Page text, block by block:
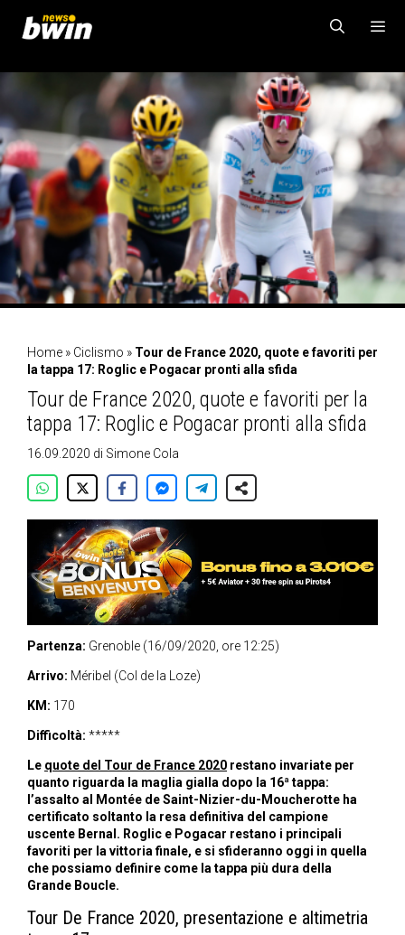
contenuto
MENU
Home » Ciclismo » Tour de France 2020, quote e favoriti per
la tappa 17: Roglic e Pogacar pronti alla sfida
Tour de France 2020, quote e favoriti per la
tappa 17: Roglic e Pogacar pronti alla sfida
16.09.2020 di Simone Cola
Partenza: Grenoble (16/09/2020, ore 12:25)
Arrivo: Méribel (Col de la Loze)
KM: 170
Difficoltà: *****
Le quote del Tour de France 2020 restano invariate per
quanto riguarda la maglia gialla dopo la 16ª tappa:
l’assalto al Montée de Saint-Nizier-du-Moucherotte ha
certificato soltanto la resa definitiva del campione
uscente Bernal. Roglic e Pogacar restano i principali
favoriti per la vittoria finale, e si sfideranno oggi in quella
che possiamo definire come la tappa più dura della
Grande Boucle.
Tour De France 2020, presentazione e altimetria